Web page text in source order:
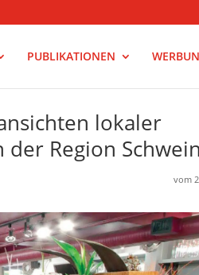
PUBLIKATIONEN
lokaler
Region
vom